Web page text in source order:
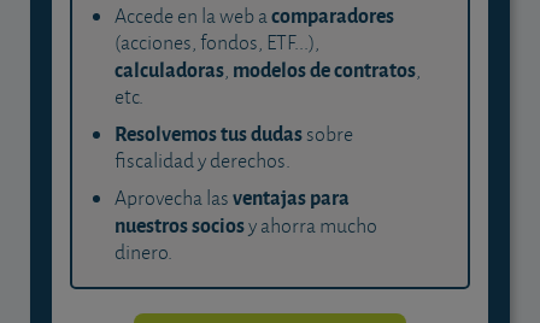
Accede en la web acomparadores
(acciones, fondos, ETF...),
calculadoras, modelos de contratos,
etc.
Resolvemos tus dudassobre
fiscalidad y derechos.
Aprovecha lasventajas para
nuestros sociosy ahorra mucho
dinero.